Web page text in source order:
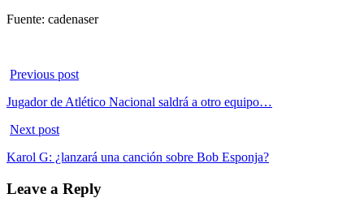
Fuente: cadenaser
Previous post
Jugador de Atlético Nacional saldrá a otro equipo…
Next post
Karol G: ¿lanzará una canción sobre Bob Esponja?
Leave a Reply